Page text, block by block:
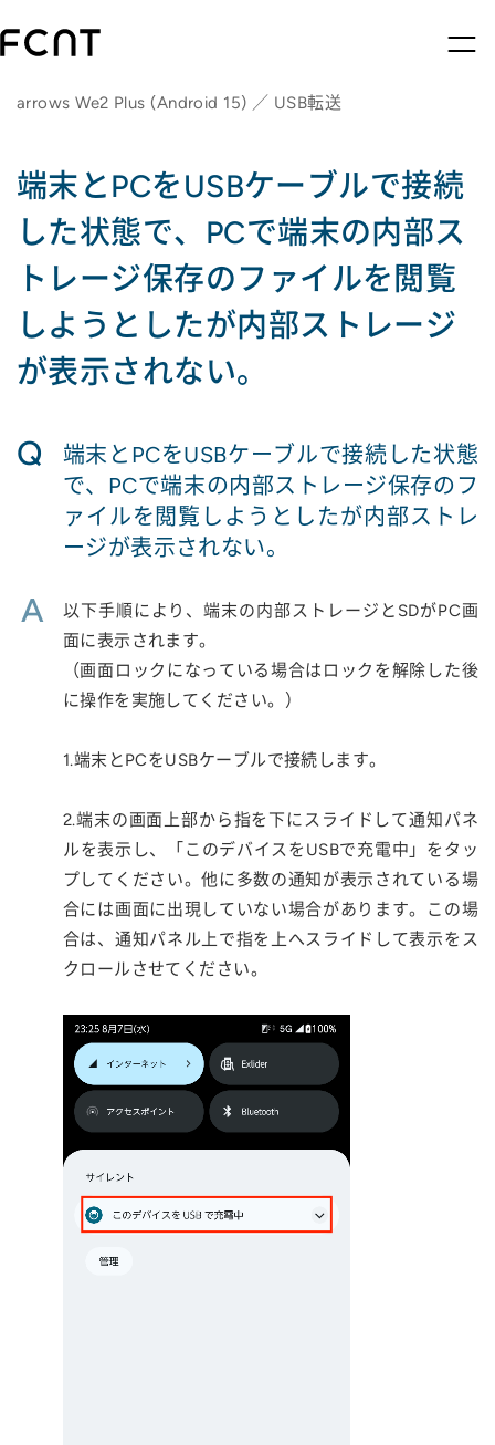
arrows We2 Plus (Android 15) ／ USB転送
端末とPCをUSBケーブルで接続
した状態で、PCで端末の内部ス
トレージ保存のファイルを閲覧
しようとしたが内部ストレージ
が表示されない。
Q
端末とPCをUSBケーブルで接続した状態
で、PCで端末の内部ストレージ保存のフ
ァイルを閲覧しようとしたが内部ストレ
ージが表示されない。
A
以下手順により、端末の内部ストレージとSDがPC画
面に表示されます。
（画面ロックになっている場合はロックを解除した後
に操作を実施してください。）
1.端末とPCをUSBケーブルで接続します。
2.端末の画面上部から指を下にスライドして通知パネ
ルを表示し、「このデバイスをUSBで充電中」をタッ
プしてください。他に多数の通知が表示されている場
合には画面に出現していない場合があります。この場
合は、通知パネル上で指を上へスライドして表示をス
クロールさせてください。